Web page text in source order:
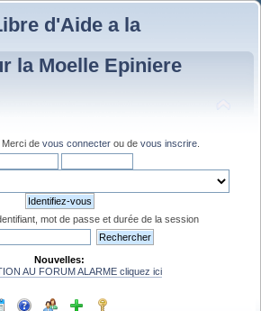
d'Aide a la
la Moelle Epiniere
. Merci de vous connecter ou de vous inscrire
mot de passe et durée de la session
Nouvelles:
AU FORUM ALARME cliquez ici